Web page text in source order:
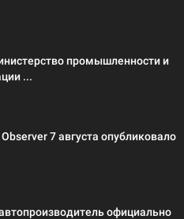
промышленности и
...
7 августа опубликовало
официально